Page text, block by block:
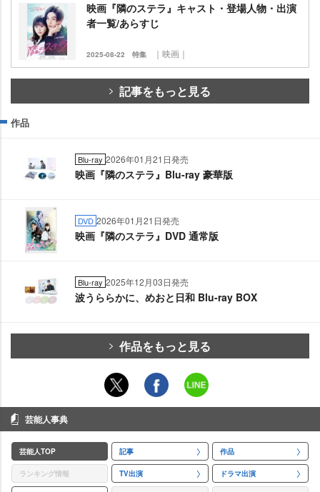
映画『隣のステラ』キャスト・登場人物・出演
者一覧/あらすじ
2025-08-22 特集 ｜映画｜
記事をもっと見る
作品
Blu-ray 2026年01月21日発売
映画『隣のステラ』Blu-ray 豪華版
DVD 2026年01月21日発売
映画『隣のステラ』DVD 通常版
Blu-ray 2025年12月03日発売
波うららかに、めおと日和 Blu-ray BOX
作品をもっと見る
芸能人事典
芸能人TOP 記事 作品
ランキング情報 TV出演 ドラマ出演